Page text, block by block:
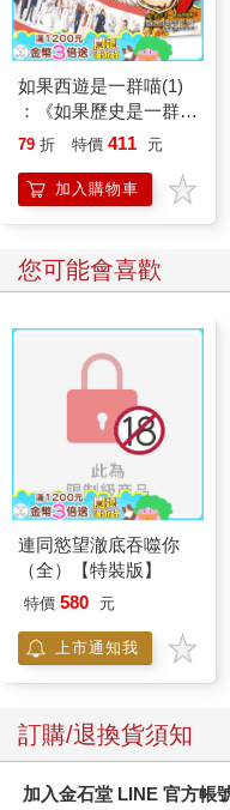
如果西遊是一群喵(1)
：《如果歷史是一群
喵》作者最新力作，附
79 折 特價 411 元
加入購物車
您可能會喜歡
連同慾望澈底吞噬你
（全）【特裝版】
特價 580 元
上市通知我
訂購/退換貨須知
加入金石堂 LINE 官方帳